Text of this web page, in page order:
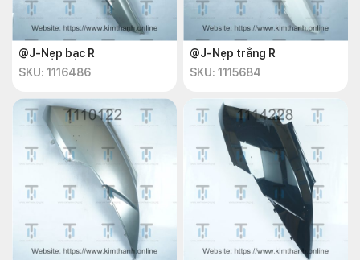
@J-Nẹp bạc R
SKU: 1116486
@J-Nẹp trắng R
SKU: 1115684